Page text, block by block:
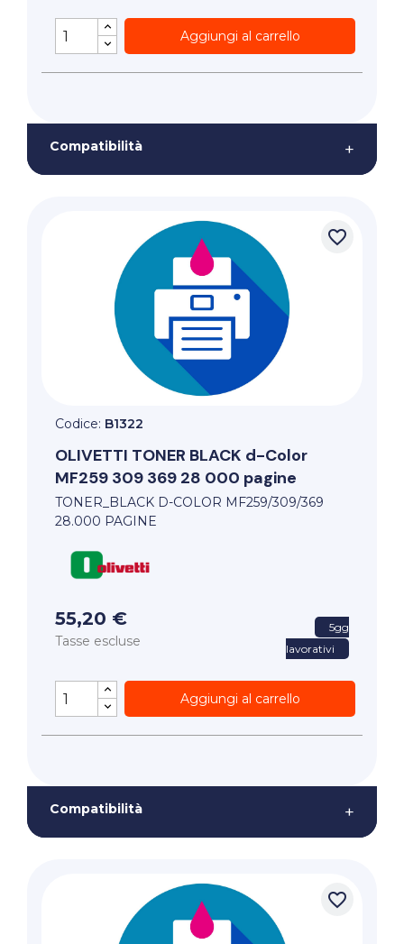
Aggiungi al carrello
Compatibilità +
favorite_border
Codice: B1322
OLIVETTI TONER BLACK d-Color
MF259 309 369 28 000 pagine
TONER_BLACK D-COLOR MF259/309/369
28.000 PAGINE
55,20 €
Tasse escluse
5gg
lavorativi
Aggiungi al carrello
Compatibilità +
favorite_border